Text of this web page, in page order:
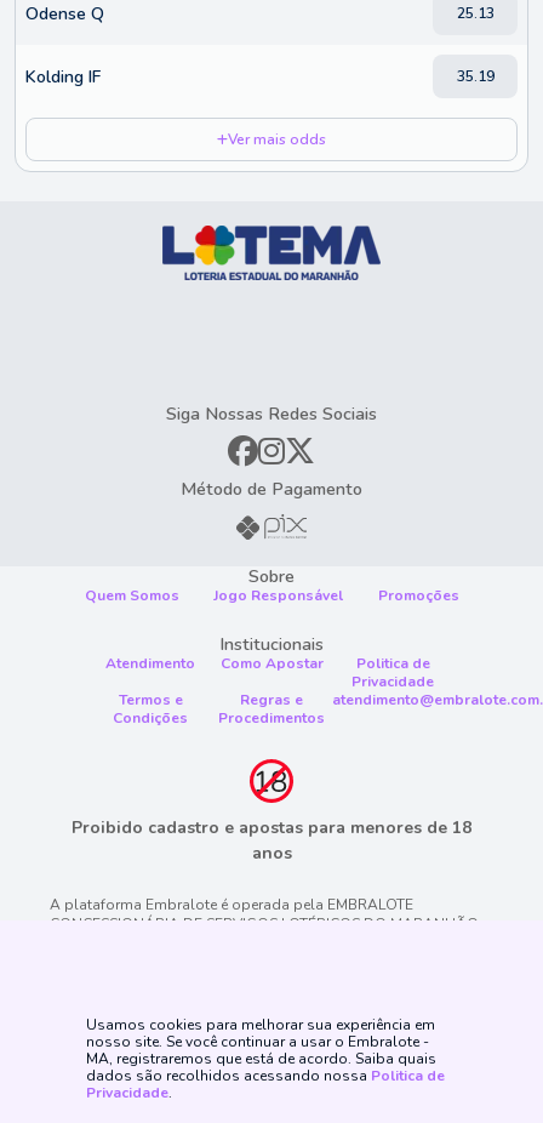
Odense Q 25.13
Kolding IF 35.19
Ver mais odds
Usamos cookies para melhorar sua experiência em
nosso site. Se você continuar a usar o Embralote -
MA, registraremos que está de acordo. Saiba quais
dados são recolhidos acessando nossa Politica de
Privacidade.
Siga Nossas Redes Sociais
Método de Pagamento
Sobre
Quem Somos Jogo Responsável Promoções
Institucionais
Atendimento Como Apostar
Politica de
Privacidade
Termos e
Condições
Regras e
Procedimentos
Proibido cadastro e apostas para menores de 18
anos
A plataforma Embralote é operada pela EMBRALOTE
CONCESSIONÁRIA DE SERVIÇOS LOTÉRICOS DO MARANHÃO
CONTRATO N°07/2024/DL/MAPA. emitido pela LOTEMA. Jogo é
proibido a menores de 18 anos, oferece risco de grandes perdas
financeiras e em excesso podem causar riscos à saúde. Veja
nossa página de Jogo Responsável para mais detalhes e as
ferramentas disponíveis. Jogue com responsabilidade.